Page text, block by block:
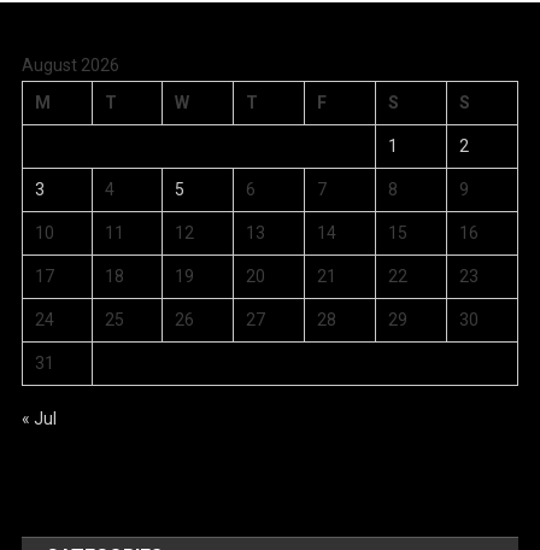
August 2026
M
T W T F S S
1 2
3 4 5 6 7 8 9
10 11 12 13 14 15 16
17 18 19 20 21 22 23
24 25 26 27 28 29 30
31
« Jul